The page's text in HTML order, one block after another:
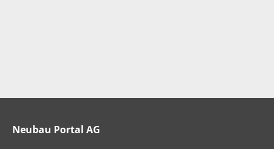
Neubau Portal AG